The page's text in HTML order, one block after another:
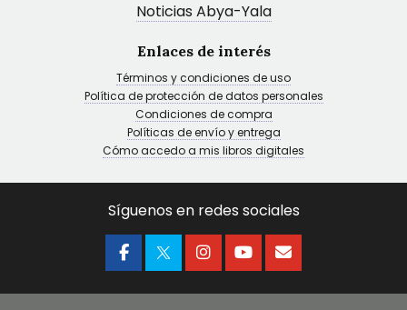
Noticias Abya-Yala
Enlaces de interés
Términos y condiciones de uso
Política de protección de datos personales
Condiciones de compra
Políticas de envío y entrega
Cómo accedo a mis libros digitales
Síguenos en redes sociales